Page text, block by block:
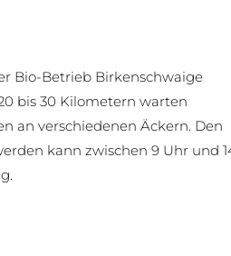
Bio-Betrieb Birkenschwaige
bis 30 Kilometern warten
an verschiedenen Äckern. Den
kann zwischen 9 Uhr und